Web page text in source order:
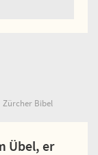
Zürcher Bibel
Übel, er